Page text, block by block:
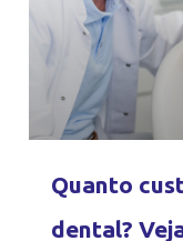
Quanto
dental?